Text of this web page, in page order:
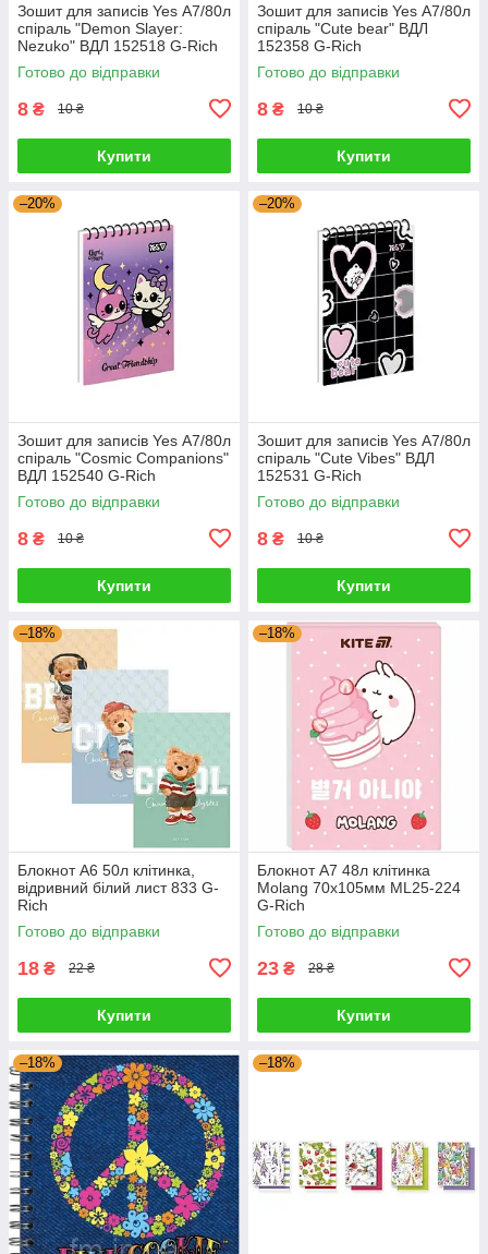
Зошит для записів Yes А7/80л
спіраль "Demon Slayer:
Nezuko" ВДЛ 152518 G-Rich
Готово до відправки
8 ₴ 10 ₴
Купити
Зошит для записів Yes А7/80л
спіраль "Cute bear" ВДЛ
152358 G-Rich
Готово до відправки
8 ₴ 10 ₴
Купити
–20%
Зошит для записів Yes А7/80л
спіраль "Cosmic Companions"
ВДЛ 152540 G-Rich
Готово до відправки
8 ₴ 10 ₴
Купити
–20%
Зошит для записів Yes А7/80л
спіраль "Cute Vibes" ВДЛ
152531 G-Rich
Готово до відправки
8 ₴ 10 ₴
Купити
–18%
Блокнот А6 50л клітинка,
відривний білий лист 833 G-
Rich
Готово до відправки
18 ₴ 22 ₴
Купити
–18%
Блокнот А7 48л клітинка
Molang 70х105мм ML25-224
G-Rich
Готово до відправки
23 ₴ 28 ₴
Купити
–18% –18%